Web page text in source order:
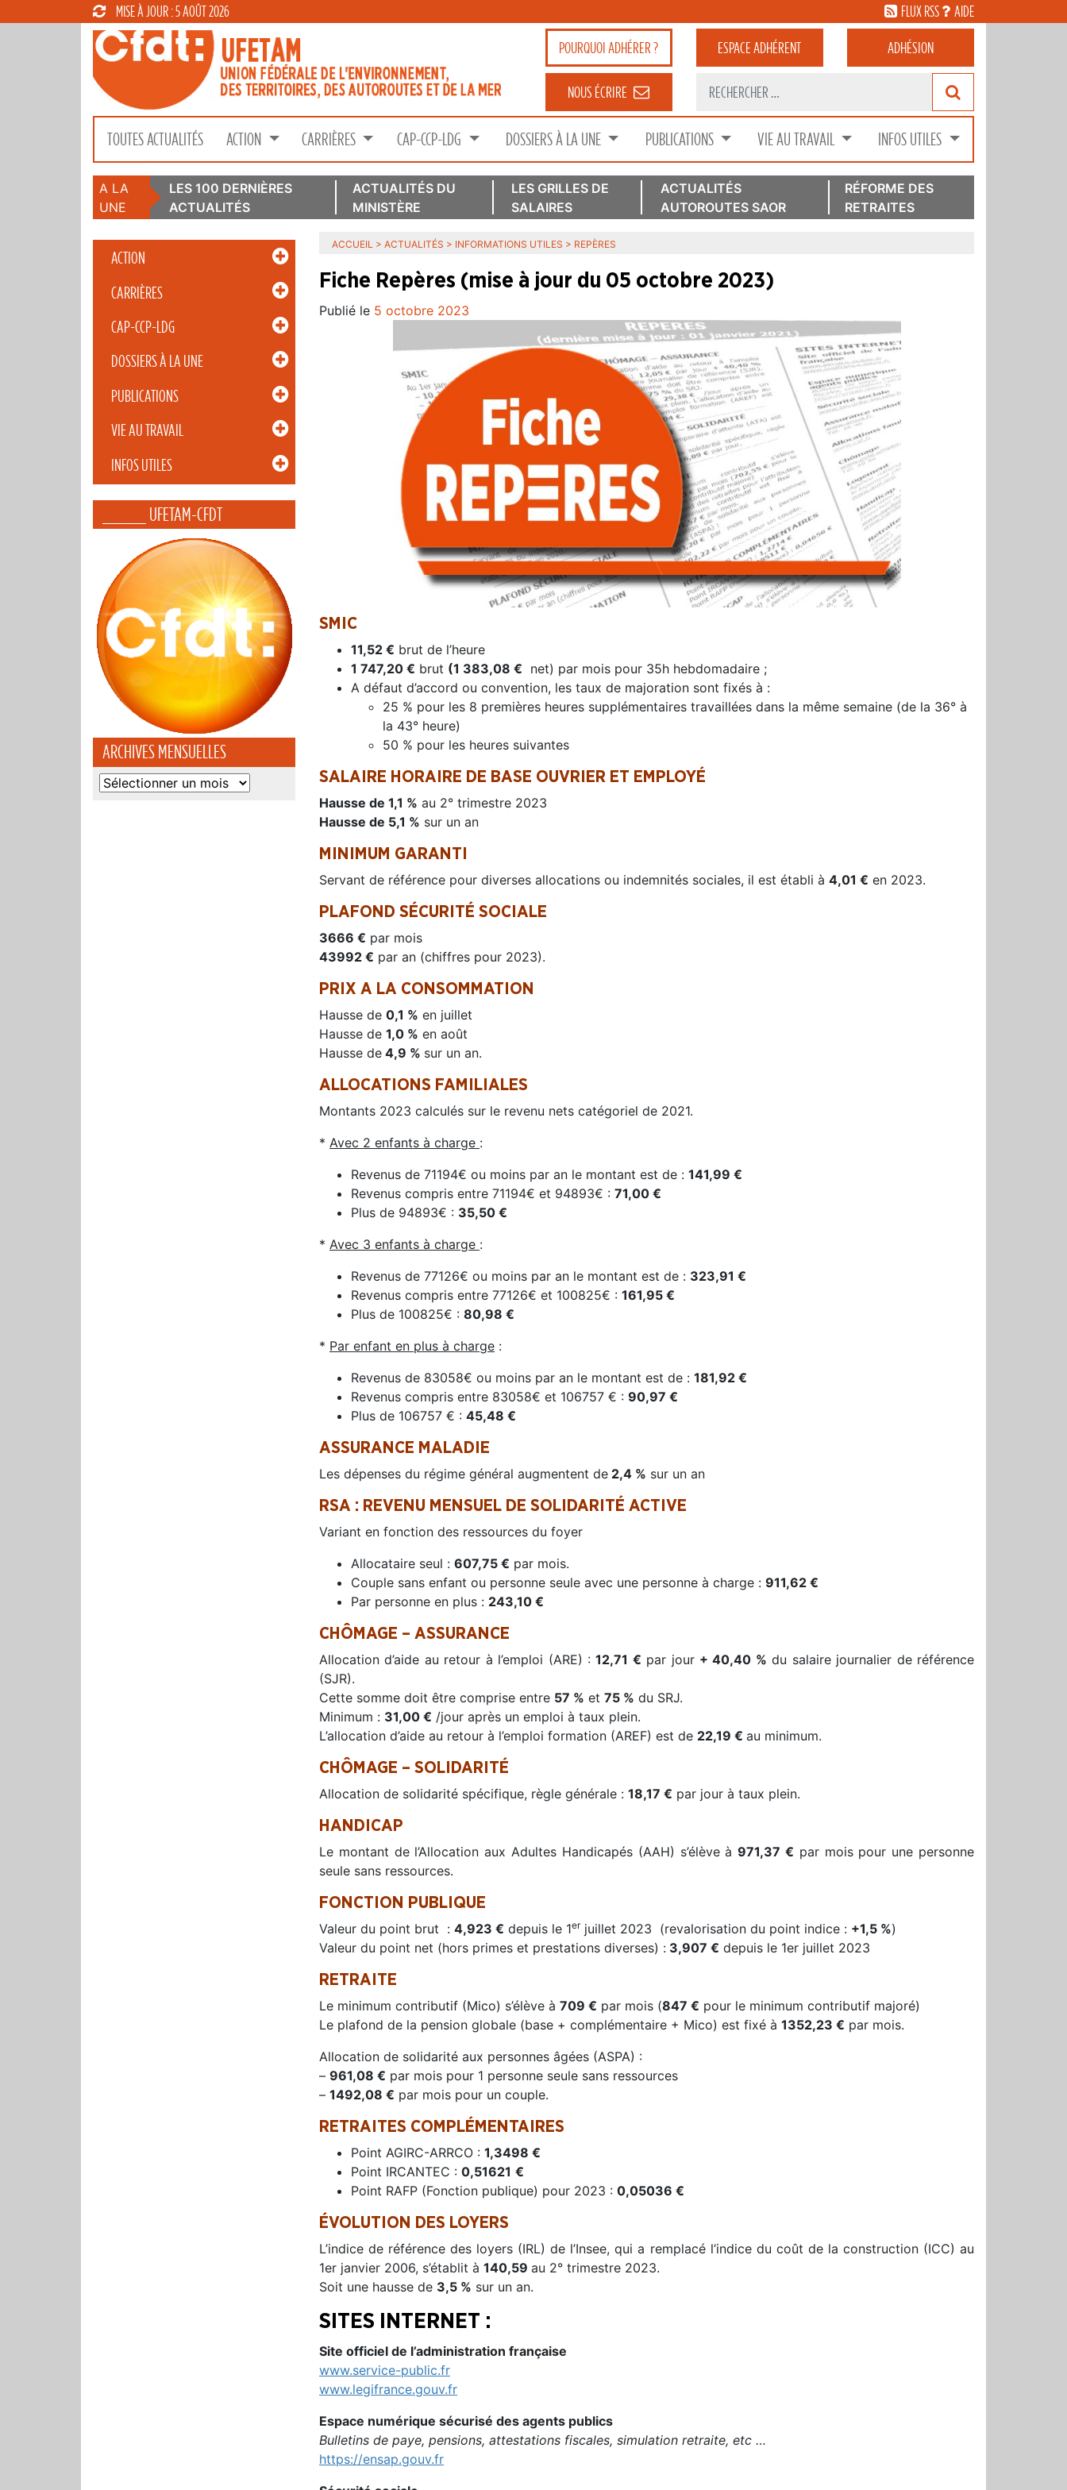
MISE À JOUR : 5 AOÛT 2026 FLUX RSS AIDE
POURQUOIADHÉRER ? ESPACEADHÉRENT ADHÉSION
NOUS ÉCRIRE
TOUTES ACTUALITÉS ACTION CARRIÈRES CAP-CCP-LDG DOSSIERS À LA UNE PUBLICATIONS VIE AU TRAVAIL INFOS UTILES
A LA
UNE
LES 100 DERNIÈRES
ACTUALITÉS
ACTUALITÉS DU
MINISTÈRE
LES GRILLES DE
SALAIRES
ACTUALITÉS
AUTOROUTES SAOR
RÉFORME DES
RETRAITES
ACTION
CARRIÈRES
CAP-CCP-LDG
DOSSIERS À LA UNE
PUBLICATIONS
VIE AU TRAVAIL
INFOS UTILES
_____ UFETAM-CFDT
ARCHIVES MENSUELLES
Archives
ACCUEIL > ACTUALITÉS > INFORMATIONS UTILES > REPÈRES
Fiche Repères (mise à jour du 05 octobre 2023)
Publié le 5 octobre 2023
SMIC
11,52 € brut de l’heure
1 747,20 € brut (1 383,08 € net) par mois pour 35h hebdomadaire ;
A défaut d’accord ou convention, les taux de majoration sont fixés à :
25 % pour les 8 premières heures supplémentaires travaillées dans la même semaine (de la 36° à
la 43° heure)
50 % pour les heures suivantes
SALAIRE HORAIRE DE BASE OUVRIER ET EMPLOYÉ
Hausse de 1,1 % au 2° trimestre 2023
Hausse de 5,1 % sur un an
MINIMUM GARANTI
Servant de référence pour diverses allocations ou indemnités sociales, il est établi à 4,01 € en 2023.
PLAFOND SÉCURITÉ SOCIALE
3666 € par mois
43992 € par an (chiffres pour 2023).
PRIX A LA CONSOMMATION
Hausse de 0,1 % en juillet
Hausse de 1,0 % en août
Hausse de 4,9 % sur un an.
ALLOCATIONS FAMILIALES
Montants 2023 calculés sur le revenu nets catégoriel de 2021.
* Avec 2 enfants à charge :
Revenus de 71194€ ou moins par an le montant est de : 141,99 €
Revenus compris entre 71194€ et 94893€ : 71,00 €
Plus de 94893€ : 35,50 €
* Avec 3 enfants à charge :
Revenus de 77126€ ou moins par an le montant est de : 323,91 €
Revenus compris entre 77126€ et 100825€ : 161,95 €
Plus de 100825€ : 80,98 €
* Par enfant en plus à charge :
Revenus de 83058€ ou moins par an le montant est de : 181,92 €
Revenus compris entre 83058€ et 106757 € : 90,97 €
Plus de 106757 € : 45,48 €
ASSURANCE MALADIE
Les dépenses du régime général augmentent de 2,4 % sur un an
RSA : REVENU MENSUEL DE SOLIDARITÉ ACTIVE
Variant en fonction des ressources du foyer
Allocataire seul : 607,75 € par mois.
Couple sans enfant ou personne seule avec une personne à charge : 911,62 €
Par personne en plus : 243,10 €
CHÔMAGE – ASSURANCE
Allocation d’aide au retour à l’emploi (ARE) :12,71 € par jour + 40,40 % du salaire journalier de référence
(SJR).
Cette somme doit être comprise entre 57 % et 75 % du SRJ.
Minimum : 31,00 € /jour après un emploi à taux plein.
L’allocation d’aide au retour à l’emploi formation (AREF) est de 22,19 € au minimum.
CHÔMAGE – SOLIDARITÉ
Allocation de solidarité spécifique, règle générale : 18,17 € par jour à taux plein.
HANDICAP
Le montant de l’Allocation aux Adultes Handicapés (AAH) s’élève à971,37 € par mois pour une personne
seule sans ressources.
FONCTION PUBLIQUE
Valeur du point brut : 4,923 € depuis le 1erjuillet 2023 (revalorisation du point indice : +1,5 %)
Valeur du point net (hors primes et prestations diverses) : 3,907 € depuis le 1er juillet 2023
RETRAITE
Le minimum contributif (Mico) s’élève à 709 € par mois (847 € pour le minimum contributif majoré)
Le plafond de la pension globale (base + complémentaire + Mico) est fixé à 1352,23 € par mois.
Allocation de solidarité aux personnes âgées (ASPA) :
– 961,08 € par mois pour 1 personne seule sans ressources
– 1492,08 € par mois pour un couple.
RETRAITES COMPLÉMENTAIRES
Point AGIRC-ARRCO : 1,3498 €
Point IRCANTEC : 0,51621 €
Point RAFP (Fonction publique) pour 2023 : 0,05036 €
ÉVOLUTION DES LOYERS
L’indice de référence des loyers (IRL) de l’Insee, qui a remplacé l’indice du coût de la construction (ICC) au
1er janvier 2006, s’établit à 140,59 au 2° trimestre 2023.
Soit une hausse de 3,5 % sur un an.
SITES INTERNET :
Site officiel de l’administration française
www.service-public.fr
www.legifrance.gouv.fr
Espace numérique sécurisé des agents publics
Bulletins de paye, pensions, attestations fiscales, simulation retraite, etc …
https://ensap.gouv.fr